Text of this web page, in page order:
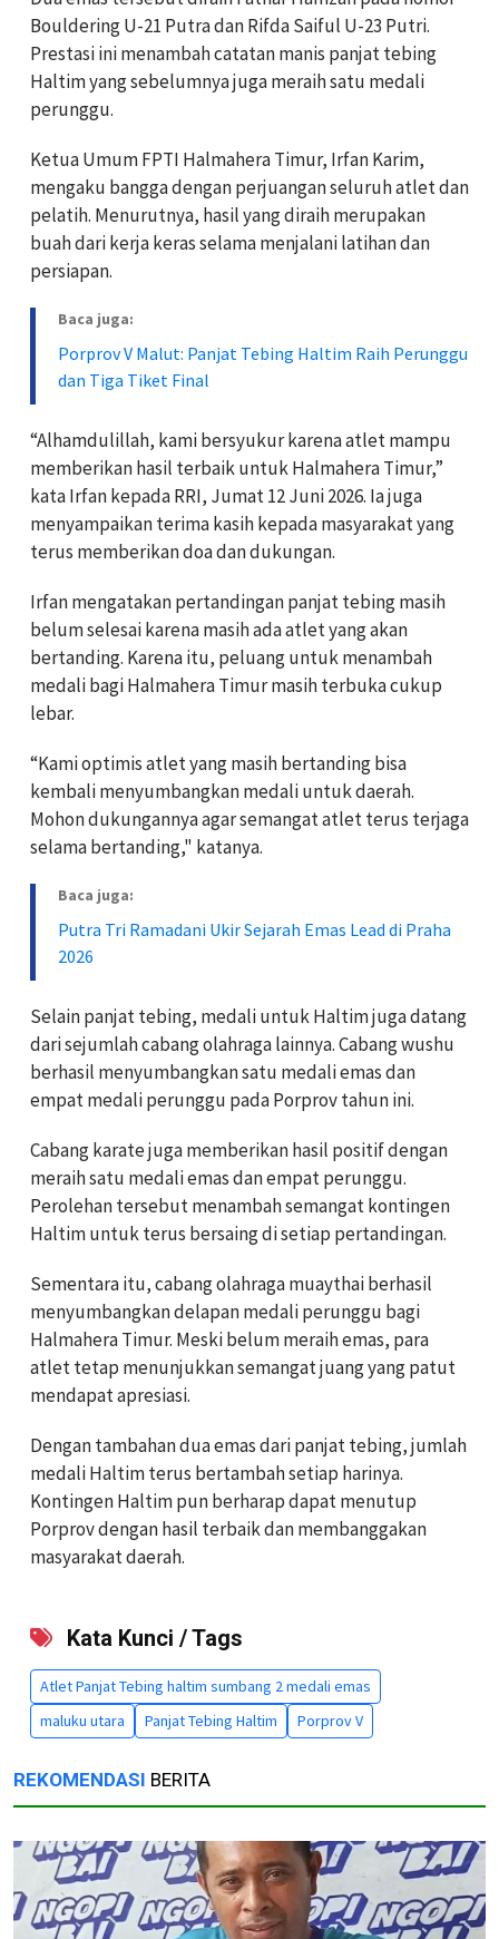
Bouldering U-21 Putra dan Rifda Saiful U-23 Putri.
Prestasi ini menambah catatan manis panjat tebing
Haltim yang sebelumnya juga meraih satu medali
perunggu.
Ketua Umum FPTI Halmahera Timur, Irfan Karim,
mengaku bangga dengan perjuangan seluruh atlet dan
pelatih. Menurutnya, hasil yang diraih merupakan
buah dari kerja keras selama menjalani latihan dan
persiapan.
Baca juga:
Porprov V Malut: Panjat Tebing Haltim Raih Perunggu
dan Tiga Tiket Final
“Alhamdulillah, kami bersyukur karena atlet mampu
memberikan hasil terbaik untuk Halmahera Timur,”
kata Irfan kepada RRI, Jumat 12 Juni 2026. Ia juga
menyampaikan terima kasih kepada masyarakat yang
terus memberikan doa dan dukungan.
Irfan mengatakan pertandingan panjat tebing masih
belum selesai karena masih ada atlet yang akan
bertanding. Karena itu, peluang untuk menambah
medali bagi Halmahera Timur masih terbuka cukup
lebar.
“Kami optimis atlet yang masih bertanding bisa
kembali menyumbangkan medali untuk daerah.
Mohon dukungannya agar semangat atlet terus terjaga
selama bertanding," katanya.
Baca juga:
Putra Tri Ramadani Ukir Sejarah Emas Lead di Praha
2026
Selain panjat tebing, medali untuk Haltim juga datang
dari sejumlah cabang olahraga lainnya. Cabang wushu
berhasil menyumbangkan satu medali emas dan
empat medali perunggu pada Porprov tahun ini.
Cabang karate juga memberikan hasil positif dengan
meraih satu medali emas dan empat perunggu.
Perolehan tersebut menambah semangat kontingen
Haltim untuk terus bersaing di setiap pertandingan.
Sementara itu, cabang olahraga muaythai berhasil
menyumbangkan delapan medali perunggu bagi
Halmahera Timur. Meski belum meraih emas, para
atlet tetap menunjukkan semangat juang yang patut
mendapat apresiasi.
Dengan tambahan dua emas dari panjat tebing, jumlah
medali Haltim terus bertambah setiap harinya.
Kontingen Haltim pun berharap dapat menutup
Porprov dengan hasil terbaik dan membanggakan
masyarakat daerah.
Kata Kunci / Tags
Atlet Panjat Tebing haltim sumbang 2 medali emas
maluku utara
Panjat Tebing Haltim Porprov V
REKOMENDASI BERITA